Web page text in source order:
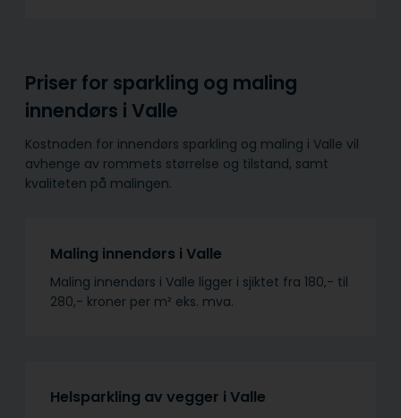
Priser for sparkling og maling
innendørs i Valle
Kostnaden for innendørs sparkling og maling i Valle vil
avhenge av rommets størrelse og tilstand, samt
kvaliteten på malingen.
Maling innendørs i Valle
Maling innendørs i Valle ligger i sjiktet fra 180,- til
280,- kroner per m² eks. mva.
Helsparkling av vegger i Valle